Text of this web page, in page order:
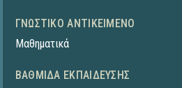
ΓΝΩΣΤΙΚΌ ΑΝΤΙΚΕΊΜΕΝΟ
Μαθηματικά
ΒΑΘΜΊΔΑ ΕΚΠΑΊΔΕΥΣΗΣ